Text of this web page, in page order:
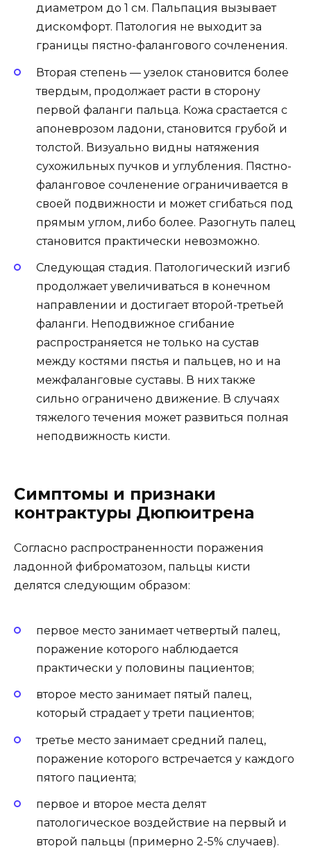
диаметром до 1 см. Пальпация вызывает
дискомфорт. Патология не выходит за
границы пястно-фалангового сочленения.
Вторая степень — узелок становится более
твердым, продолжает расти в сторону
первой фаланги пальца. Кожа срастается с
апоневрозом ладони, становится грубой и
толстой. Визуально видны натяжения
сухожильных пучков и углубления. Пястно-
фаланговое сочленение ограничивается в
своей подвижности и может сгибаться под
прямым углом, либо более. Разогнуть палец
становится практически невозможно.
Следующая стадия. Патологический изгиб
продолжает увеличиваться в конечном
направлении и достигает второй-третьей
фаланги. Неподвижное сгибание
распространяется не только на сустав
между костями пястья и пальцев, но и на
межфаланговые суставы. В них также
сильно ограничено движение. В случаях
тяжелого течения может развиться полная
неподвижность кисти.
Симптомы и признаки
контрактуры Дюпюитрена
Согласно распространенности поражения
ладонной фиброматозом, пальцы кисти
делятся следующим образом:
первое место занимает четвертый палец,
поражение которого наблюдается
практически у половины пациентов;
второе место занимает пятый палец,
который страдает у трети пациентов;
третье место занимает средний палец,
поражение которого встречается у каждого
пятого пациента;
первое и второе места делят
патологическое воздействие на первый и
второй пальцы (примерно 2-5% случаев).